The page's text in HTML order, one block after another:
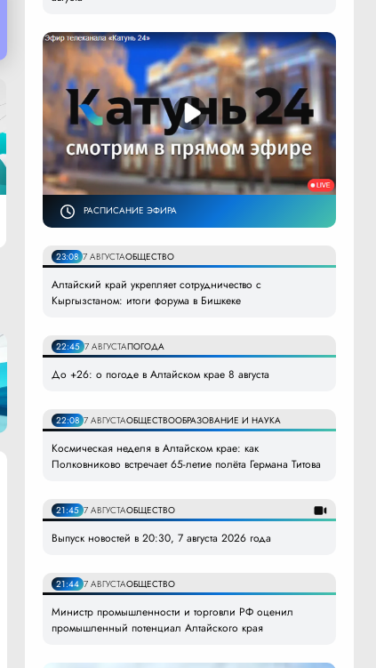
РАСПИСАНИЕ ЭФИРА
23:08 7 АВГУСТАОБЩЕСТВО
Алтайский край укрепляет сотрудничество с
Кыргызстаном: итоги форума в Бишкеке
22:45 7 АВГУСТАПОГОДА
До +26: о погоде в Алтайском крае 8 августа
22:08 7 АВГУСТАОБЩЕСТВООБРАЗОВАНИЕ И НАУКА
Космическая неделя в Алтайском крае: как
Полковниково встречает 65-летие полёта Германа Титова
21:45 7 АВГУСТАОБЩЕСТВО
Выпуск новостей в 20:30, 7 августа 2026 года
21:44 7 АВГУСТАОБЩЕСТВО
Министр промышленности и торговли РФ оценил
промышленный потенциал Алтайского края